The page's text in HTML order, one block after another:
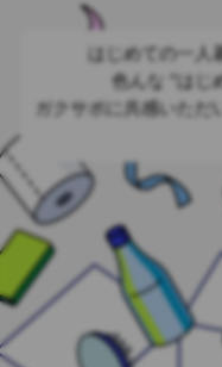
はじめての一人
色んな "はじ
ガクサポに共感いただ